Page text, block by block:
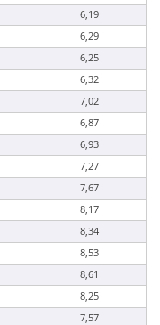
6,19
6,29
6,25
6,32
7,02
6,87
6,93
7,27
7,67
8,17
8,34
8,53
8,61
8,25
7,57